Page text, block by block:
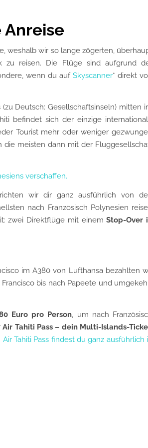
Anreise
weshalb wir so lange zögerten,
zu reisen. Die Flüge sind aufgrund
wenn du auf Skyscanner* direkt
Deutsch: Gesellschaftsinseln) mitten
befindet sich der einzige
Tourist mehr oder weniger
die meisten dann mit der
verschaffen.
wir dir ganz ausführlich von
nach Französisch Polynesien
zwei Direktflüge mit einemStop-Over
im A380 von Lufthansa bezahlten
bis nach Papeete und
Euro pro Person, um nach
Air Tahiti Pass – dein Multi-Islands-
Tahiti Pass findest du ganz ausführlich